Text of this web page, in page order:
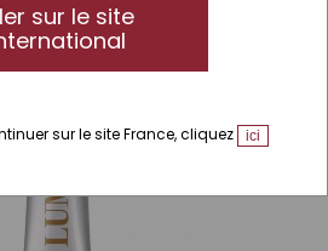
sur le site
sur le site France, cliquez ici